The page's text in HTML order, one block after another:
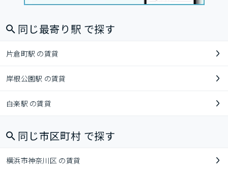
同じ最寄り駅 で探す
片倉町駅 の賃貸
岸根公園駅 の賃貸
白楽駅 の賃貸
同じ市区町村 で探す
横浜市神奈川区 の賃貸